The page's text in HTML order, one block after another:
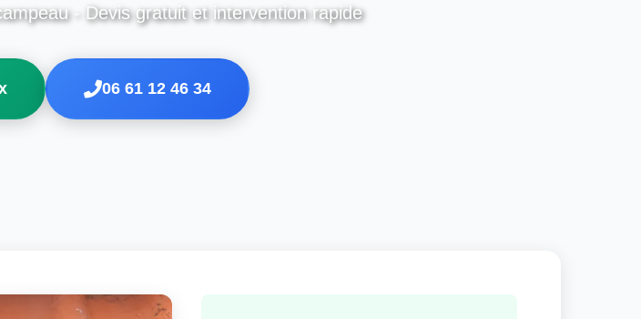
- Devis gratuit et intervention rapide
06 61 12 46 34